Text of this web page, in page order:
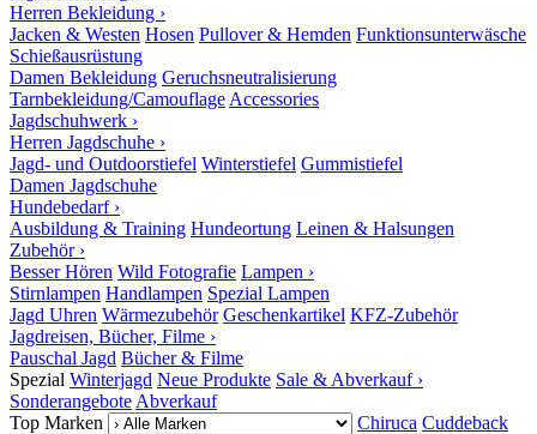
Herren Bekleidung ›
Jacken & Westen Hosen Pullover & Hemden Funktionsunterwäsche
Schießausrüstung
Damen Bekleidung Geruchsneutralisierung
Tarnbekleidung/Camouflage Accessories
Jagdschuhwerk ›
Herren Jagdschuhe ›
Jagd- und Outdoorstiefel Winterstiefel Gummistiefel
Damen Jagdschuhe
Hundebedarf ›
Ausbildung & Training Hundeortung Leinen & Halsungen
Zubehör ›
Besser Hören Wild Fotografie Lampen ›
Stirnlampen Handlampen Spezial Lampen
Jagd Uhren Wärmezubehör Geschenkartikel KFZ-Zubehör
Jagdreisen, Bücher, Filme ›
Pauschal Jagd Bücher & Filme
Spezial Winterjagd Neue Produkte Sale & Abverkauf ›
Sonderangebote Abverkauf
Top Marken
Chiruca Cuddeback